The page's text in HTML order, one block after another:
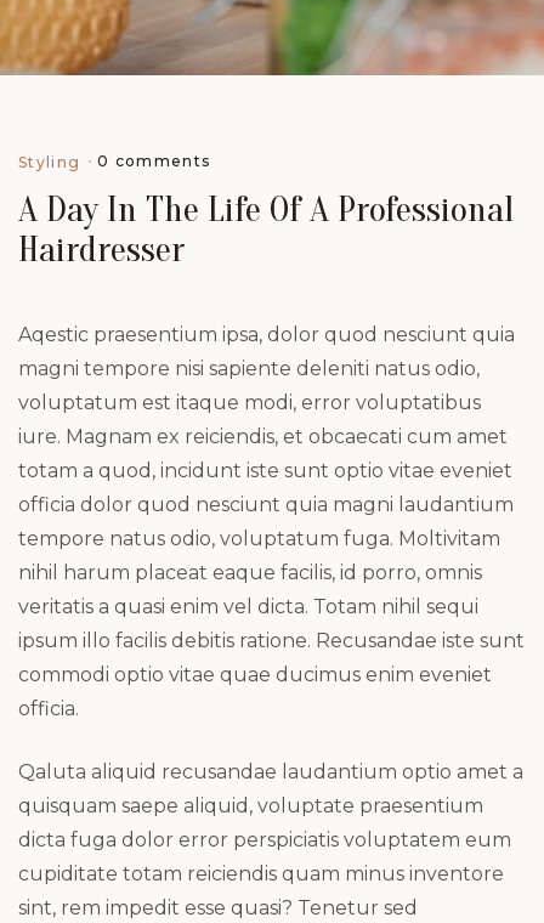
Styling 0 comments
A Day In The Life Of A Professional
Hairdresser
Aqestic praesentium ipsa, dolor quod nesciunt quia
magni tempore nisi sapiente deleniti natus odio,
voluptatum est itaque modi, error voluptatibus
iure. Magnam ex reiciendis, et obcaecati cum amet
totam a quod, incidunt iste sunt optio vitae eveniet
officia dolor quod nesciunt quia magni laudantium
tempore natus odio, voluptatum fuga. Moltivitam
nihil harum placeat eaque facilis, id porro, omnis
veritatis a quasi enim vel dicta. Totam nihil sequi
ipsum illo facilis debitis ratione. Recusandae iste sunt
commodi optio vitae quae ducimus enim eveniet
officia.
Qaluta aliquid recusandae laudantium optio amet a
quisquam saepe aliquid, voluptate praesentium
dicta fuga dolor error perspiciatis voluptatem eum
cupiditate totam reiciendis quam minus inventore
sint, rem impedit esse quasi? Tenetur sed